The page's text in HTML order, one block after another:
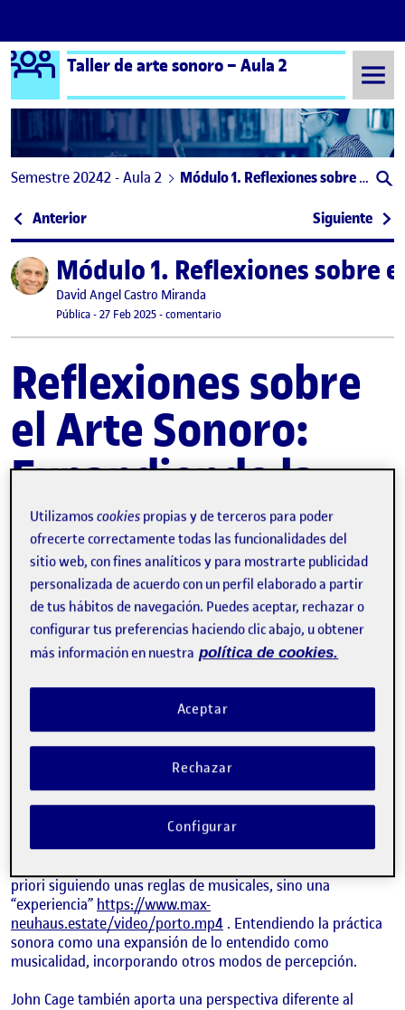
Saltar al contenido
Logo Ágora
Taller de arte sonoro – Aula 2
Semestre 20242 - Aula 2 Módulo 1. Reflexiones sobre el Arte Sonoro: Expandiendo la Escucha
Navegación de entradas
Anterior: MODULO 0 / Presentación Siguiente:
Publicado porMódulo 1. Reflexiones sobre
Publicado por
David Angel Castro Miranda
Visibilidad:
Pública-Fecha de publicación
27 Feb 2025-comentario
Reflexiones sobre
el Arte Sonoro:
Expandiendo la
Escucha
El texto¿Arte sonoro? Una interrogación críticade Arnau
Horta y los podcasts del Museo Reina Sofía proponen un
análisis acerca de la definición del arte sonoro. A partir de
estos entiendo cómo ha evolucionado la escucha, y la
relación del sonido con lo que nos rodea, en términos de
espacio, tiempo, reflexión y cuerpo.
La escucha como
experiencia expandida
Max Neuhaus, con su obraLISTEN(1966), introduce un
enfoque que va más allá del sonido para enfocarse en la
“escucha”. Su propuesta sugiere un itinerario sonoro que
busca “afinar” nuestro conocimiento del mundo, que el
priori siguiendo unas reglas de musicales, sino una
“experiencia” https://www.max-
neuhaus.estate/video/porto.mp4 . Entendiendo la práctica
sonora como una expansión de lo entendido como
musicalidad, incorporando otros modos de percepción.
John Cage también aporta una perspectiva diferente al
Utilizamoscookies propias y de terceros para poder
ofrecerte correctamente todas las funcionalidades del
sitio web, con fines analíticos y para mostrarte publicidad
personalizada de acuerdo con un perfil elaborado a partir
de tus hábitos de navegación. Puedes aceptar, rechazar o
configurar tus preferencias haciendo clic abajo, u obtener
más información en nuestra política de cookies.
Rechazar
Aceptar
Configurar